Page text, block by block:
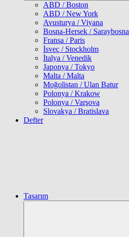
ABD / Boston
ABD / New York
Avusturya / Viyana
Bosna-Hersek / Saraybosna
Fransa / Paris
İsveç / Stockholm
İtalya / Venedik
Japonya / Tokyo
Malta / Malta
Moğolistan / Ulan Batur
Polonya / Krakow
Polonya / Varşova
Slovakya / Bratislava
Defter
Tasarım